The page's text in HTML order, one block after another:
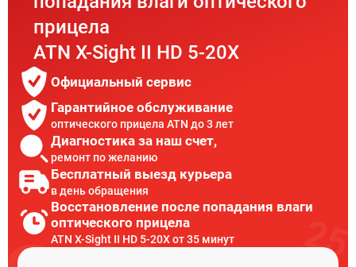
прицела
ATN X-Sight II HD 5-20X
Официальный сервис
Гарантийное обслуживание
оптического прицела ATN до 3 лет
Диагностика за наш счет,
ремонт по желанию
Бесплатный выезд курьера
в день обращения
Восстановление после попадания влаги
оптического прицела
ATN X-Sight II HD 5-20X от 35 минут